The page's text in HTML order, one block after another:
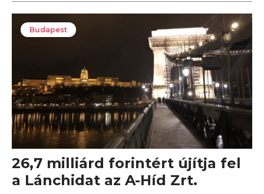
Budapest
26,7 milliárd forintért újítja fel
a Lánchidat az A-Híd Zrt.